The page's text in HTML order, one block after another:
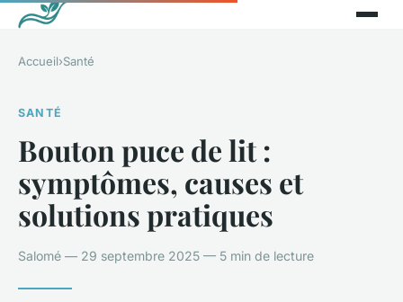
Accueil›Santé
SANTÉ
Bouton puce de lit :
symptômes, causes et
solutions pratiques
Salomé — 29 septembre 2025 — 5 min de lecture